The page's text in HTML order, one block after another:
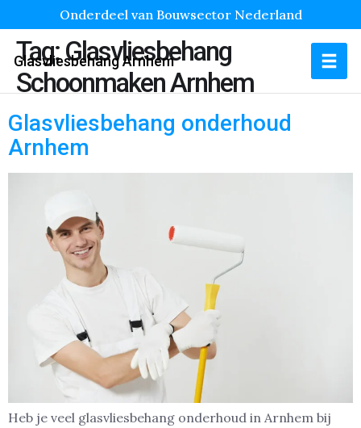
Onderdeel van Bouwsector Nederland
Glasvliesbehang Arnhem
Tag:Glasvliesbehang
Schoonmaken Arnhem
Glasvliesbehang onderhoud
Arnhem
Heb je veel glasvliesbehang onderhoud in Arnhem bij